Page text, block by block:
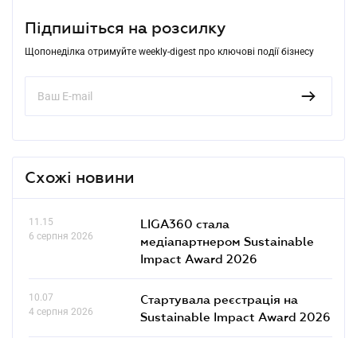
Підпишіться на розсилку
Щопонеділка отримуйте weekly-digest про ключові події бізнесу
Схожі новини
11.15
6 серпня 2026
LIGA360 стала
медіапартнером Sustainable
Impact Award 2026
10.07
4 серпня 2026
Стартувала реєстрація на
Sustainable Impact Award 2026